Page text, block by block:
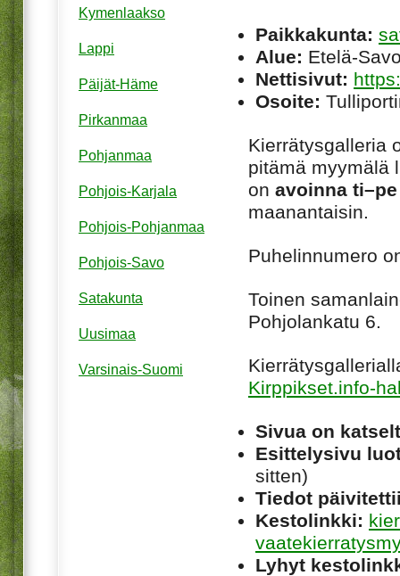
Paikkakunta:
Alue: Etelä-
Nettisivut:
Osoite:
Kierrätysgalleria
pitämä myymälä
on avoinna
maanantaisin.
Puhelinnumero
Toinen
Pohjolankatu 6.
Kirppikset.info-
Sivua on
Esittelysivu
sitten)
Tiedot
Kestolinkki:
Lyhyt
Kymenlaakso
Lappi
Päijät-Häme
Pirkanmaa
Pohjanmaa
Pohjois-Karjala
Pohjois-Pohjanmaa
Pohjois-Savo
Satakunta
Uusimaa
Varsinais-Suomi